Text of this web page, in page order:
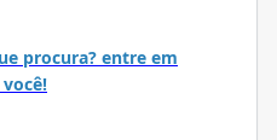
procura? entre em